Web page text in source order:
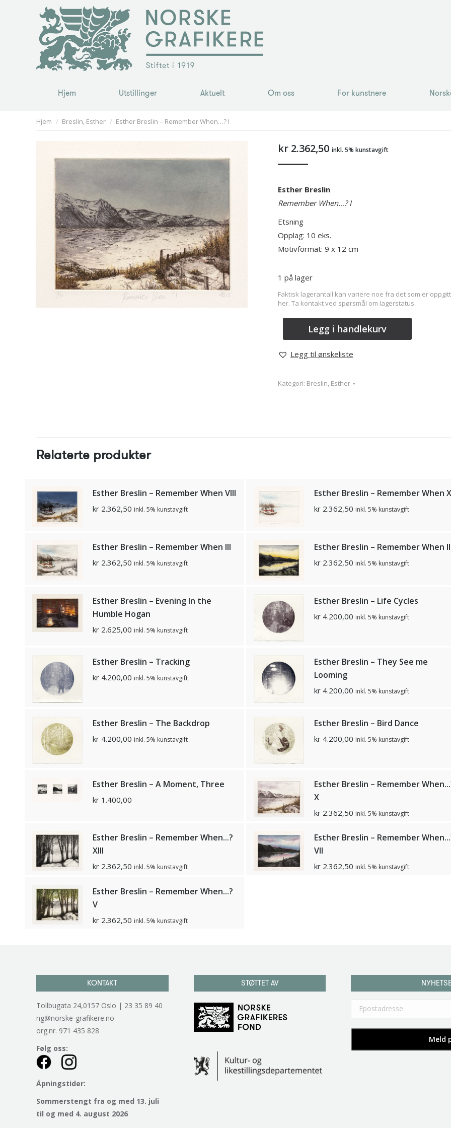
Hjem Utstillinger Aktuelt Om oss For kunstnere
You are here:
Hjem Breslin, Esther Esther Breslin – Remember When…? I
kr2.362,50 inkl. 5% kunstavgift
Esther Breslin
Remember When…? I
Etsning
Opplag: 10 eks.
Motivformat: 9 x 12 cm
1 på lager
Faktisk lagerantall kan variere noe fra det som er oppgitt
her. Ta kontakt ved spørsmål om lagerstatus.
Legg i handlekurv
Legg til ønskeliste
Kategori: Breslin, Esther
Relaterte produkter
Esther Breslin – Remember When Vlll
kr 2.362,50 inkl. 5% kunstavgift
Esther Breslin – Remember When
kr2.362,50 inkl. 5% kunstavgift
Esther Breslin – Remember When lll
kr 2.362,50 inkl. 5% kunstavgift
Esther Breslin – Remember When ll
kr2.362,50 inkl. 5% kunstavgift
Esther Breslin – Evening In the
Humble Hogan
kr 2.625,00 inkl. 5% kunstavgift
Esther Breslin – Life Cycles
kr4.200,00 inkl. 5% kunstavgift
Esther Breslin – Tracking
kr 4.200,00 inkl. 5% kunstavgift
Esther Breslin – They See me
Looming
kr4.200,00 inkl. 5% kunstavgift
Esther Breslin – The Backdrop
kr 4.200,00 inkl. 5% kunstavgift
Esther Breslin – Bird Dance
kr4.200,00 inkl. 5% kunstavgift
Esther Breslin – A Moment, Three
kr 1.400,00
Esther Breslin – Remember
X
kr2.362,50 inkl. 5% kunstavgift
Esther Breslin – Remember When...?
XIII
kr 2.362,50 inkl. 5% kunstavgift
Esther Breslin – Remember
VII
kr2.362,50 inkl. 5% kunstavgift
Esther Breslin – Remember When...?
V
kr 2.362,50 inkl. 5% kunstavgift
KONTAKT
Tollbugata 24,0157 Oslo | 23 35 89 40
ng@norske-grafikere.no
org.nr. 971 435 828
Følg oss:
Åpningstider:
Sommerstengt fra og med 13. juli
til og med 4. august 2026
STØTTET AV
Hjem Utstillinger Aktuelt